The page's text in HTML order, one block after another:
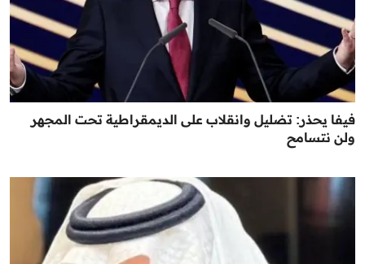
فيفا يحذر: تضليل وانقلاب على الديمقراطية تحت المجهر
ولن نتسامح